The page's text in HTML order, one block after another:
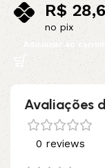
R$
no pix
Adicionar ao
Avaliações
0 reviews